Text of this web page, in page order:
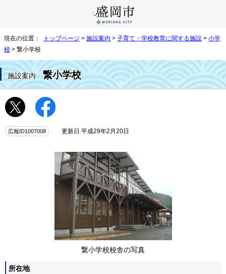
現在の位置： トップページ > 施設案内 > 子育て・学校教育に関する施設 > 小学
校 > 繋小学校
施設案内繋小学校
広報ID1007008 更新日 平成29年2月20日
繋小学校校舎の写真
所在地